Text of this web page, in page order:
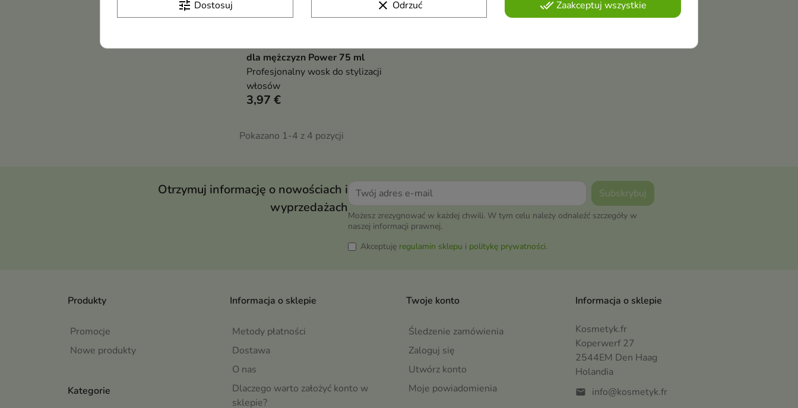
Dodaj do koszyka
dla mężczyzn Power 75 ml
Profesjonalny wosk do stylizacji
włosów
3,97 €
Pokazano 1-4 z 4 pozycji
Otrzymuj informację o nowościach i
wyprzedażach
Możesz zrezygnować w każdej chwili. W tym celu należy odnaleźć szczegóły w
naszej informacji prawnej.
Akceptuję regulamin sklepu i politykę prywatności.
Produkty
Promocje
Nowe produkty
Informacja o sklepie
Metody płatności
Dostawa
O nas
Dlaczego warto założyć konto w
sklepie?
Kategorie
Twoje konto
Śledzenie zamówienia
Zaloguj się
Utwórz konto
Moje powiadomienia
Informacja o sklepie
Kosmetyk.fr
Koperwerf 27
2544EM Den Haag
Holandia
mail info@kosmetyk.fr
tune Dostosuj clear Odrzuć done_allZaakceptuj wszystkie